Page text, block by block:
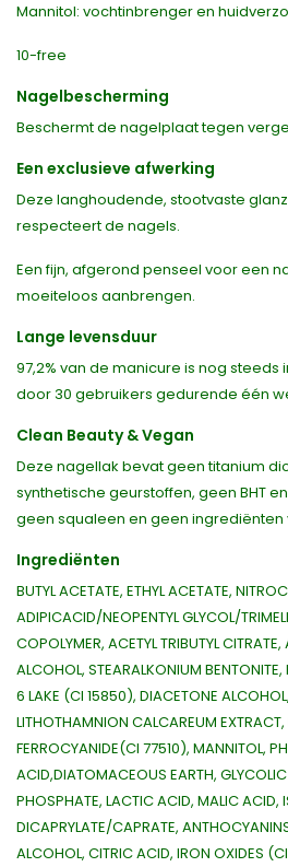
Mannitol: vochtinbrenger en
10-free
Nagelbescherming
Beschermt de nagelplaat tegen
Een exclusieve afwerking
Deze langhoudende, stootvaste
respecteert de nagels.
Een fijn, afgerond penseel voor een
moeiteloos aanbrengen.
Lange levensduur
97,2% van de manicure is nog
door 30 gebruikers gedurende één
Clean Beauty & Vegan
Deze nagellak bevat geen titanium
synthetische geurstoffen, geen BHT
geen squaleen en geen
Ingrediënten
BUTYL ACETATE, ETHYL ACETATE,
ADIPICACID/NEOPENTYL GLYCOL/
COPOLYMER, ACETYL TRIBUTYL
ALCOHOL, STEARALKONIUM
6 LAKE (CI 15850), DIACETONE
LITHOTHAMNION CALCAREUM
FERROCYANIDE(CI 77510), MANNITOL,
ACID,DIATOMACEOUS EARTH,
PHOSPHATE, LACTIC ACID, MALIC ACID,
DICAPRYLATE/CAPRATE,
ALCOHOL, CITRIC ACID, IRON OXIDES